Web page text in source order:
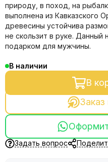
природу, в поход, на
выполнена из Кавказского
древесины устойчива
не скользит в руке.
подарком для мужчины.
В наличии
В
Заказ
Задать вопрос